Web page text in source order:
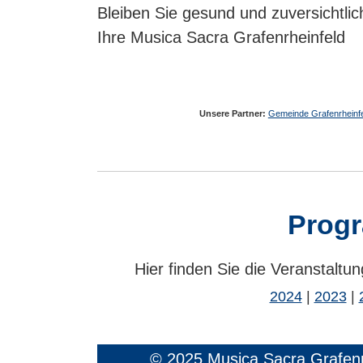
Bleiben Sie gesund und
Ihre Musica Sacra Grafenrheinfeld
Unsere Partner: Gemeinde
Hier finden Sie die
2024| 2023|
© 2025 Musica Sacra